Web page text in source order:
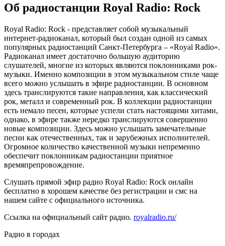
Об радиостанции Royal Radio: Rock
Royal Radio: Rock - представляет собой музыкальный
интернет-радиоканал, который был создан одной из самых
популярных радиостанций Санкт-Петербурга – «Royal Radio».
Радиоканал имеет достаточно большую аудиторию
слушателей, многие из которых являются поклонниками рок-
музыки. Именно композиции в этом музыкальном стиле чаще
всего можно услышать в эфире радиостанции. В основном
здесь транслируются такие направления, как классический
рок, металл и современный рок. В коллекции радиостанции
есть немало песен, которые успели стать настоящими хитами,
однако, в эфире также нередко транслируются совершенно
новые композиции. Здесь можно услышать замечательные
песни как отечественных, так и зарубежных исполнителей.
Огромное количество качественной музыки непременно
обеспечит поклонникам радиостанции приятное
времяпрепровождение.
Слушать прямой эфир радио Royal Radio: Rock онлайн
бесплатно в хорошем качестве без регистрации и смс на
нашем сайте с официального источника.
Ссылка на официальный сайт радио. royalradio.ru/
Радио в городах